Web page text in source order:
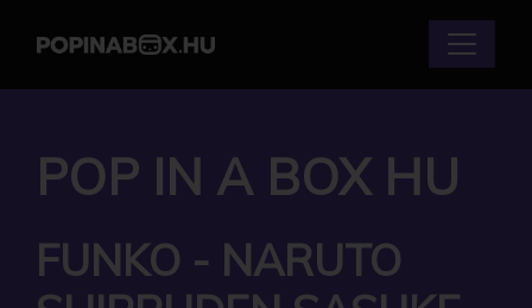
POP IN A BOX HU
FUNKO - NARUTO